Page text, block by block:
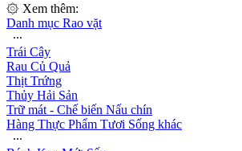
۞ Xem thêm:
Danh mục Rao vặt
∙∙∙
Trái Cây
Rau Củ Quả
Thịt Trứng
Thủy Hải Sản
Trữ mát - Chế biến Nấu chín
Hàng Thực Phẩm Tươi Sống khác
∙∙∙